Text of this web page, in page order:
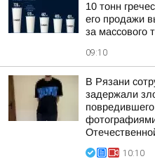
10 тонн
его продажи
за массового
09:10
В Рязани
задержали
10:10